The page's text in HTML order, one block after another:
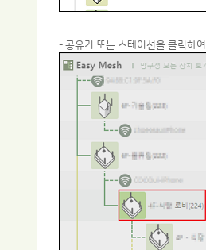
- 공유기 또는 스테이션을 클릭하